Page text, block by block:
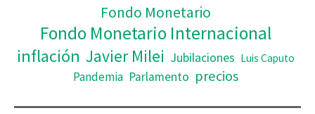
Fondo Monetario
Fondo Monetario Internacional
inflación Javier Milei Jubilaciones Luis Caputo
Pandemia Parlamento precios